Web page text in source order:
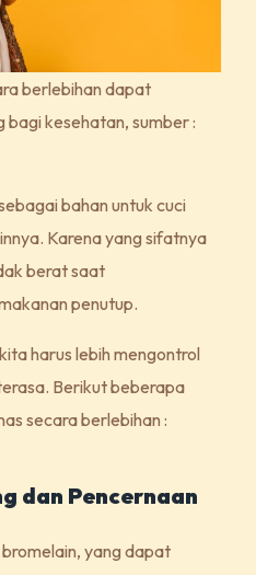
berlebihan dapat
bagi kesehatan, sumber :
bahan untuk cuci
Karena yang sifatnya
berat saat
penutup.
harus lebih mengontrol
Berikut beberapa
secara berlebihan :
dan Pencernaan
yang dapat